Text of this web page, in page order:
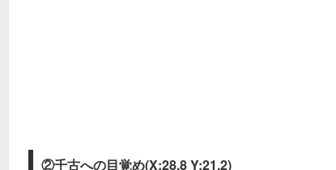
②千古への目覚め(X:28.8 Y:21.2)